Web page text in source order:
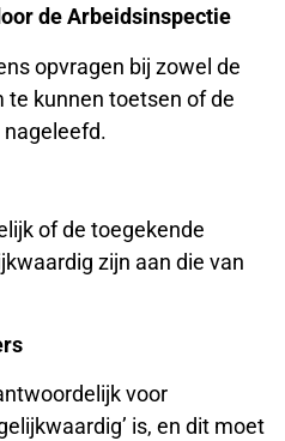
de Arbeidsinspectie
opvragen bij zowel de
te kunnen toetsen of de
of de toegekende
zijn aan die van
voor
is, en dit moet